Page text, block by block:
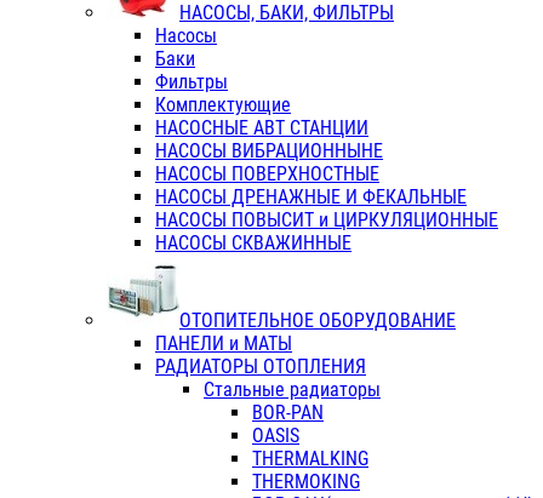
НАСОСЫ, БАКИ, ФИЛЬТРЫ
Насосы
Баки
Фильтры
Комплектующие
НАСОСНЫЕ АВТ СТАНЦИИ
НАСОСЫ ВИБРАЦИОННЫНЕ
НАСОСЫ ПОВЕРХНОСТНЫЕ
НАСОСЫ ДРЕНАЖНЫЕ И ФЕКАЛЬНЫЕ
НАСОСЫ ПОВЫСИТ и ЦИРКУЛЯЦИОННЫЕ
НАСОСЫ СКВАЖИННЫЕ
ОТОПИТЕЛЬНОЕ ОБОРУДОВАНИЕ
ПАНЕЛИ и МАТЫ
РАДИАТОРЫ ОТОПЛЕНИЯ
Стальные радиаторы
BOR-PAN
OASIS
THERMALKING
THERMOKING